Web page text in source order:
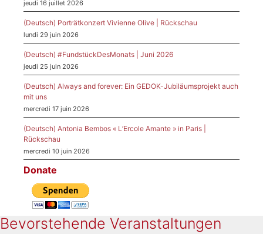
jeudi 16 juillet 2026
(Deutsch) Porträtkonzert Vivienne Olive | Rückschau
lundi 29 juin 2026
(Deutsch) #FundstückDesMonats | Juni 2026
jeudi 25 juin 2026
(Deutsch) Always and forever: Ein GEDOK-Jubiläumsprojekt auch
mit uns
mercredi 17 juin 2026
(Deutsch) Antonia Bembos « L’Ercole Amante » in Paris |
Rückschau
mercredi 10 juin 2026
Donate
Bevorstehende Veranstaltungen